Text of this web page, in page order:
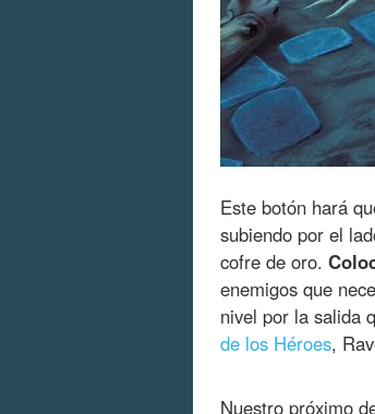
Este botón hará
subiendo por el
cofre de oro.
enemigos que
nivel por la salida
de los Héroes,
Nuestro próximo